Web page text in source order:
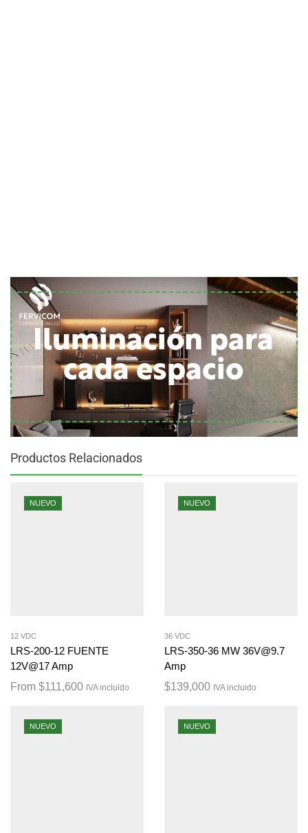
Iluminación para
cada espacio
Productos Relacionados
NUEVO
12 VDC
LRS-200-12 FUENTE
12V@17 Amp
From $111,600 IVA incluido
NUEVO
36 VDC
LRS-350-36 MW 36V@9.7
Amp
$139,000 IVA incluido
NUEVO NUEVO